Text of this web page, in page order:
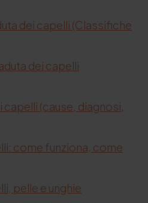
dei capelli (Classifiche
dei capelli
(cause, diagnosi,
come funziona, come
pelle e unghie